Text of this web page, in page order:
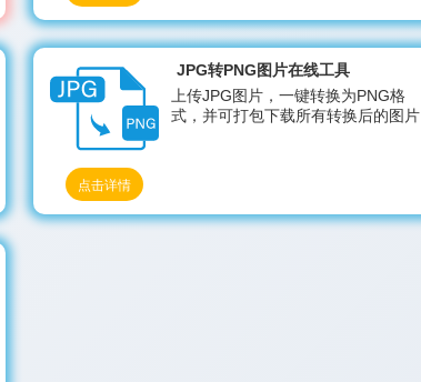
足图片放大且提升清晰度的需求。
点击详情
JPG转PNG图片在线工具
上传JPG图片，一键转换为PNG格
式，并可打包下载所有转换后的图片